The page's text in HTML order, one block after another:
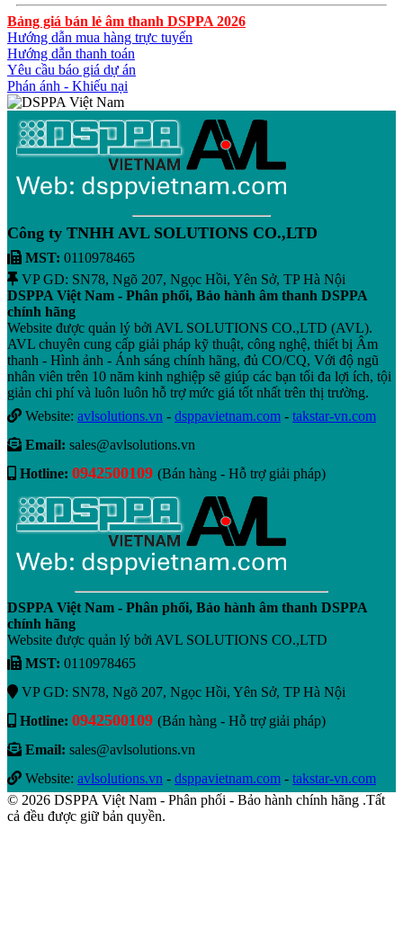
Bảng giá bán lẻ âm thanh DSPPA 2026
Hướng dẫn mua hàng trực tuyến
Hướng dẫn thanh toán
Yêu cầu báo giá dự án
Phán ánh - Khiếu nại
Công ty TNHH AVL SOLUTIONS CO.,LTD
MST: 0110978465
VP GD: SN78, Ngõ 207, Ngọc Hồi, Yên Sở, TP Hà Nội
DSPPA Việt Nam - Phân phối, Bảo hành âm thanh DSPPA
chính hãng
Website được quản lý bởi AVL SOLUTIONS CO.,LTD (AVL).
AVL chuyên cung cấp giải pháp kỹ thuật, công nghệ, thiết bị Âm
thanh - Hình ảnh - Ánh sáng chính hãng, đủ CO/CQ, Với độ ngũ
nhân viên trên 10 năm kinh nghiệp sẽ giúp các bạn tối đa lợi ích, tội
giản chi phí và luôn luôn hỗ trợ mức giá tốt nhất trên thị trường.
Website: avlsolutions.vn - dsppavietnam.com - takstar-vn.com
Email: sales@avlsolutions.vn
Hotline: 0942500109 (Bán hàng - Hỗ trợ giải pháp)
DSPPA Việt Nam - Phân phối, Bảo hành âm thanh DSPPA
chính hãng
Website được quản lý bởi AVL SOLUTIONS CO.,LTD
MST: 0110978465
VP GD: SN78, Ngõ 207, Ngọc Hồi, Yên Sở, TP Hà Nội
Hotline: 0942500109 (Bán hàng - Hỗ trợ giải pháp)
Email: sales@avlsolutions.vn
Website: avlsolutions.vn - dsppavietnam.com - takstar-vn.com
© 2026 DSPPA Việt Nam - Phân phối - Bảo hành chính hãng .Tất
cả đều được giữ bản quyền.